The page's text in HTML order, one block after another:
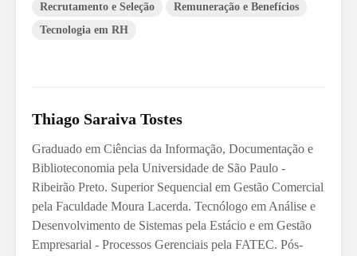
Recrutamento e Seleção
Remuneração e Benefícios
Tecnologia em RH
Thiago Saraiva Tostes
Graduado em Ciências da Informação, Documentação e
Biblioteconomia pela Universidade de São Paulo -
Ribeirão Preto. Superior Sequencial em Gestão Comercial
pela Faculdade Moura Lacerda. Tecnólogo em Análise e
Desenvolvimento de Sistemas pela Estácio e em Gestão
Empresarial - Processos Gerenciais pela FATEC. Pós-